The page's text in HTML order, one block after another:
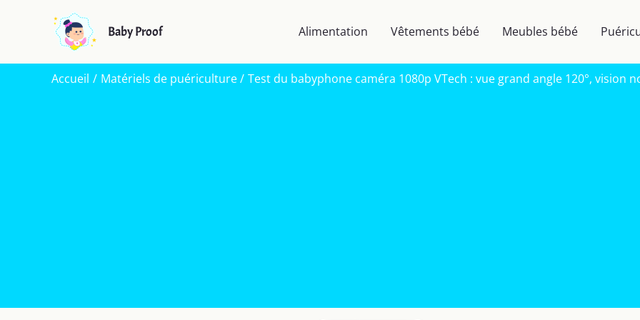
Baby Proof Alimentation Vêtements bébé Meubles bébé
Accueil Matériels de puériculture Test du babyphone caméra 1080p VTech : vue grand angle 120°, vision